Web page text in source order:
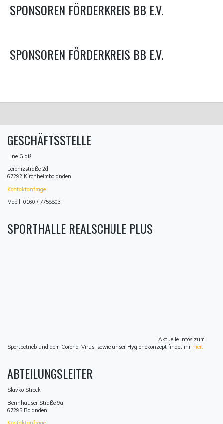
SPONSOREN FÖRDERKREIS BB E.V.
SPONSOREN FÖRDERKREIS BB E.V.
GESCHÄFTSSTELLE
Line Glaß
Leibnizstraße 2d
67292 Kirchheimbolanden
Kontaktanfrage
Mobil: 0160 / 7758803
SPORTHALLE REALSCHULE PLUS
Aktuelle Infos zum
Sportbetrieb und dem Corona-Virus, sowie unser Hygienekonzept findet ihr hier.
ABTEILUNGSLEITER
Slavko Strock
Bennhauser Straße 9a
67295 Bolanden